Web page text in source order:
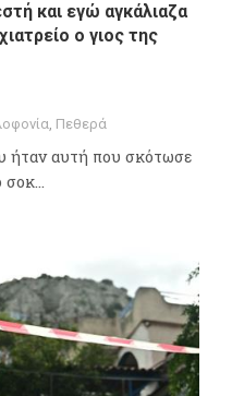
και εγώ αγκάλιαζα
ο γιος της
, Πεθερά
ήταν αυτή που σκότωσε
σοκ...